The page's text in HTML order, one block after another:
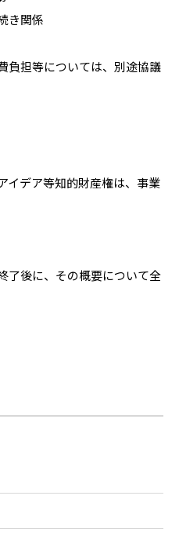
き関係
負担等については、別途協議
イデア等知的財産権は、事業
了後に、その概要について全